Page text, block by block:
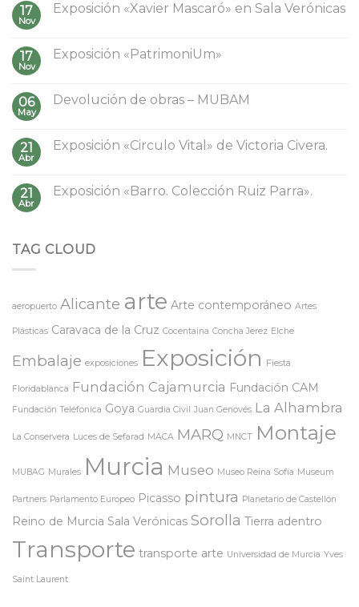
17
Nov
Exposición «Xavier Mascaró» en Sala Verónicas
17
Nov
Exposición «PatrimoniUm»
06
May
Devolución de obras – MUBAM
21
Abr
Exposición «Circulo Vital» de Victoria Civera.
21
Abr
Exposición «Barro. Colección Ruiz Parra».
TAG CLOUD
aeropuerto Alicante arte Arte contemporáneo Artes
Plásticas Caravaca de la Cruz Cocentaina Concha Jerez Elche
Embalaje exposiciones Exposición Fiesta
Floridablanca Fundación Cajamurcia Fundación CAM
Fundación Teléfonica Goya Guardia Civil Juan Genovés La Alhambra
La Conservera Luces de Sefarad MACA MARQ MNCT Montaje
MUBAG Murales Murcia Museo Museo Reina Sofía Museum
Partners Parlamento Europeo Picasso pintura Planetario de Castellón
Reino de Murcia Sala Verónicas Sorolla Tierra adentro
Transporte transporte arte Universidad de Murcia Yves
Saint Laurent